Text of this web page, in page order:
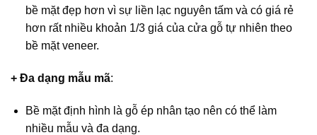
bề mặt đẹp hơn vì sự liền lạc nguyên tấm và có giá rẻ
hơn rất nhiều khoản 1/3 giá của cửa gỗ tự nhiên theo
bề mặt veneer.
+ Đa dạng mẫu mã:
Bề mặt định hình là gỗ ép nhân tạo nên có thể làm
nhiều mẫu và đa dạng.